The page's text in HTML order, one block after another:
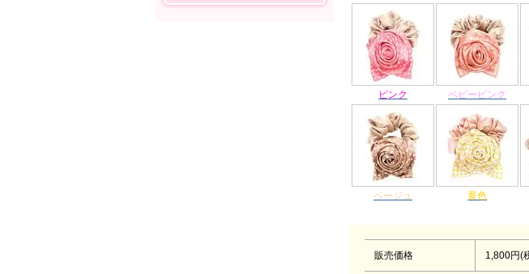
ピンク ベビーピンク
ベージュ 黄色
販売価格 1,800円(